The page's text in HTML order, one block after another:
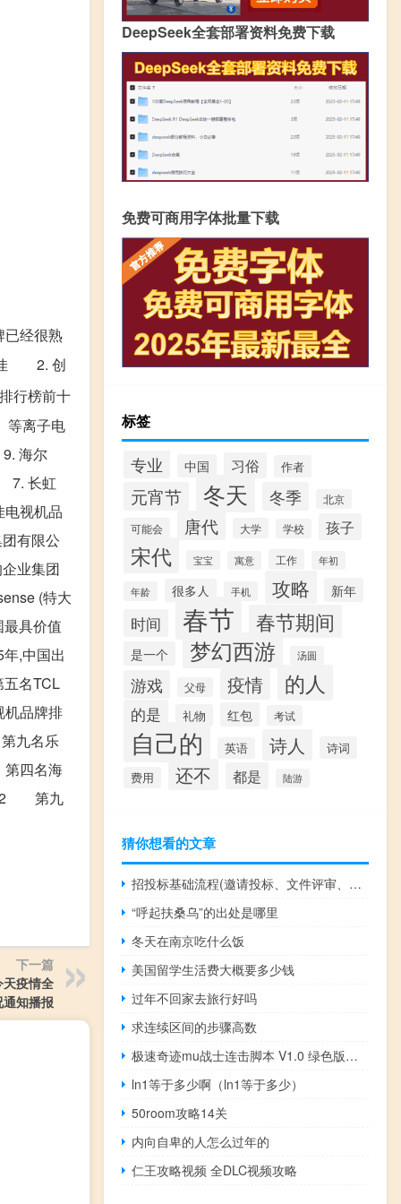
已经很熟
佳 2. 创
榜前十
子电
海尔
长虹
视机品
有限公
业集团
(特大
具价值
,中国出
名TCL
品牌排
名乐
四名海
2 第九
下一篇
疫情全
知播报
DeepSeek全套部署资料免费下载
免费可商用字体批量下载
标签
专业 中国 习俗 作者
元宵节 冬天 冬季 北京
可能会 唐代 大学 学校 孩子
宋代 宝宝 寓意 工作 年初
年龄 很多人 手机 攻略 新年
时间 春节 春节期间
是一个 梦幻西游 汤圆
游戏 父母 疫情 的人
的是 礼物 红包 考试
自己的 英语 诗人 诗词
费用 还不 都是 陆游
猜你想看的文章
招投标基础流程(邀请投标、文件评审、合同签订、验收和支付)
“呼起扶桑乌”的出处是哪里
冬天在南京吃什么饭
美国留学生活费大概要多少钱
过年不回家去旅行好吗
求连续区间的步骤高数
极速奇迹mu战士连击脚本 V1.0 绿色版（极速奇迹mu战士连击脚本 V1.0 绿色版功能简介）
ln1等于多少啊（ln1等于多少）
50room攻略14关
内向自卑的人怎么过年的
仁王攻略视频 全DLC视频攻略